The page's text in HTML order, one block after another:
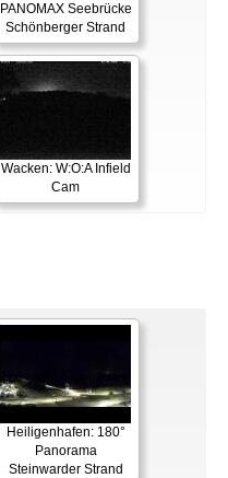
PANOMAX Seebrücke
Schönberger Strand
Wacken: W:O:A Infield
Cam
Heiligenhafen: 180°
Panorama
Steinwarder Strand